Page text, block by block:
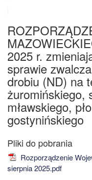
2025 r.
sprawie
drobiu (ND) na
żuromińskiego,
mławskiego,
gostynińskiego
Rozporządzenie
sierpnia 2025.pdf